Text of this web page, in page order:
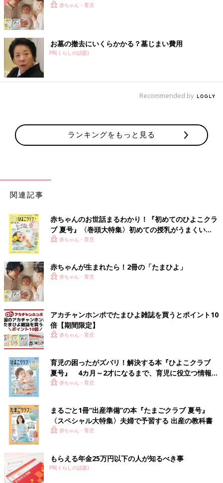
赤ちゃん・育児
お墓の撤去にいくらかかる？墓じまい費用
PR(くらしの話題)
Recommended by
ランキングをもっと見る
関連記事
赤ちゃんのお世話まるわかり！『初めてのひよこクラ
ブ 夏号』〈巻頭大特集〉初めての授乳がうまくい
く！ おっぱい・ミルクの基本と夏のトラブル 解決テ
赤ちゃん・育児
赤ちゃんが生まれたら！2冊の「たまひよ」
赤ちゃん・育児
アカチャンホンポでたまひよ雑誌を買うとポイント10
倍【期間限定】
赤ちゃん・育児
育児の困ったがズバリ！解決する本『ひよこクラブ
夏号』 4カ月～2才になるまで、育児に役立つ情報が
いっぱい！
赤ちゃん・育児
まるごと1冊“出産準備”の本『たまごクラブ 夏号』
〈スペシャル大特集〉夫婦で予習する 出産の教科書
赤ちゃん・育児
もらえる年金25万円以下の人が知るべき事
PR(くらしの話題)